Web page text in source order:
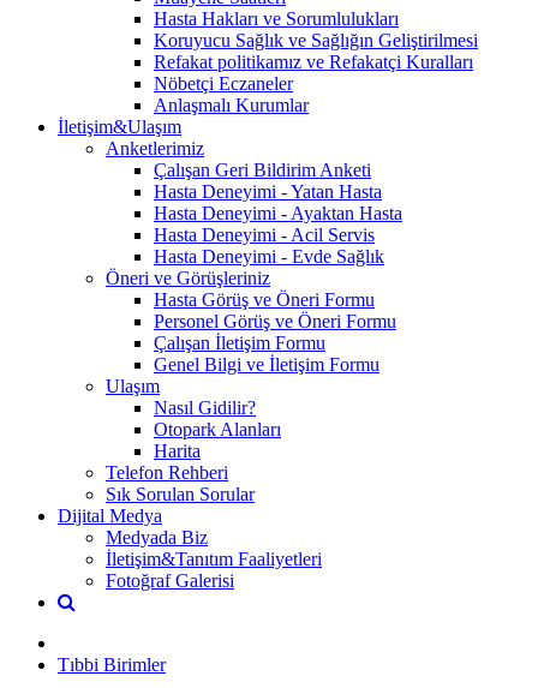
Hasta Hakları ve Sorumlulukları
Koruyucu Sağlık ve Sağlığın Geliştirilmesi
Refakat politikamız ve Refakatçi Kuralları
Nöbetçi Eczaneler
Anlaşmalı Kurumlar
İletişim&Ulaşım
Anketlerimiz
Çalışan Geri Bildirim Anketi
Hasta Deneyimi - Yatan Hasta
Hasta Deneyimi - Ayaktan Hasta
Hasta Deneyimi - Acil Servis
Hasta Deneyimi - Evde Sağlık
Öneri ve Görüşleriniz
Hasta Görüş ve Öneri Formu
Personel Görüş ve Öneri Formu
Çalışan İletişim Formu
Genel Bilgi ve İletişim Formu
Ulaşım
Nasıl Gidilir?
Otopark Alanları
Harita
Telefon Rehberi
Sık Sorulan Sorular
Dijital Medya
Medyada Biz
İletişim&Tanıtım Faaliyetleri
Fotoğraf Galerisi
Tıbbi Birimler